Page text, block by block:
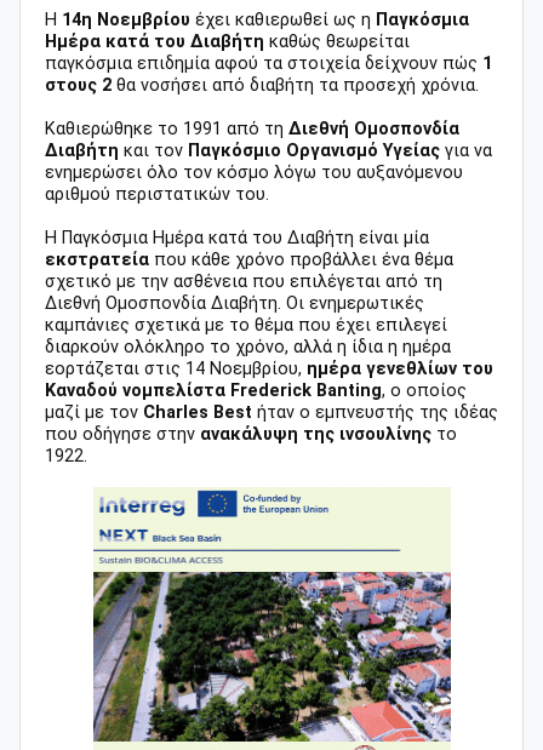
Η 14η Νοεμβρίου έχει καθιερωθεί ως η Παγκόσμια
Ημέρα κατά του Διαβήτη καθώς θεωρείται
παγκόσμια επιδημία αφού τα στοιχεία δείχνουν πώς 1
στους 2 θα νοσήσει από διαβήτη τα προσεχή χρόνια.
Καθιερώθηκε το 1991 από τη Διεθνή Ομοσπονδία
Διαβήτη και τον Παγκόσμιο Οργανισμό Υγείας για να
ενημερώσει όλο τον κόσμο λόγω του αυξανόμενου
αριθμού περιστατικών του.
Η Παγκόσμια Ημέρα κατά του Διαβήτη είναι μία
εκστρατεία που κάθε χρόνο προβάλλει ένα θέμα
σχετικό με την ασθένεια που επιλέγεται από τη
Διεθνή Ομοσπονδία Διαβήτη. Οι ενημερωτικές
καμπάνιες σχετικά με το θέμα που έχει επιλεγεί
διαρκούν ολόκληρο το χρόνο, αλλά η ίδια η ημέρα
εορτάζεται στις 14 Νοεμβρίου, ημέρα γενεθλίων του
Καναδού νομπελίστα Frederick Banting, ο οποίος
μαζί με τον Charles Best ήταν ο εμπνευστής της ιδέας
που οδήγησε στην ανακάλυψη της ινσουλίνης το
1922.